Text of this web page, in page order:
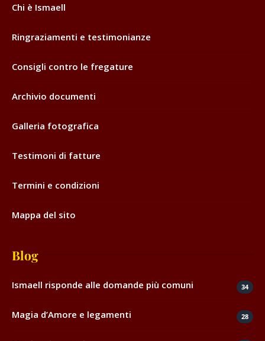
Chi è Ismaell
Ringraziamenti e testimonianze
Consigli contro le fregature
Archivio documenti
Galleria fotografica
Testimoni di fatture
Termini e condizioni
Mappa del sito
Blog
Ismaell risponde alle domande più comuni 34
Magia d’Amore e legamenti 28